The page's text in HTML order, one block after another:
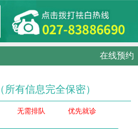
在线预约
（所有信息完全保密）
无需排队 优先就诊